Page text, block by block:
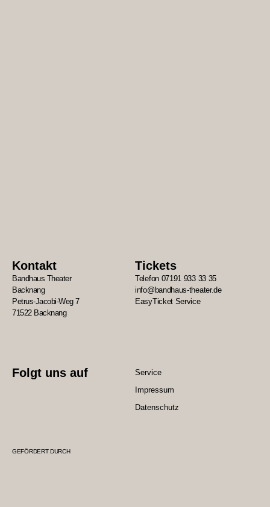
Kontakt
Bandhaus Theater
Backnang
Petrus-Jacobi-Weg 7
71522 Backnang
Tickets
Telefon 07191 933 33 35
info@bandhaus-theater.de
EasyTicket Service
Folgt uns auf
Service
Impressum
Datenschutz
GEFÖRDERT DURCH